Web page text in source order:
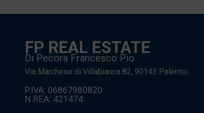
FP REAL ESTATE
Di Pecora Francesco Pio
Via Marchese di Villabianca 82, 90143 Palermo
P.IVA: 06867980820
N.REA: 421474